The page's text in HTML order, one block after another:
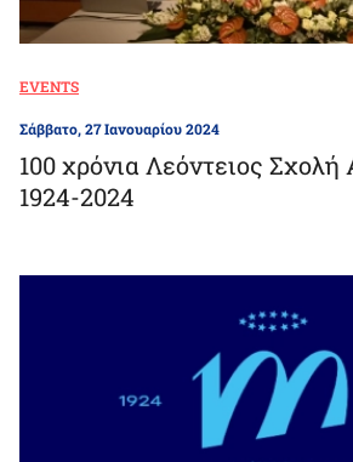
EVENTS
Σάββατο, 27 Ιανουαρίου 2024
100 χρόνια Λεόντειος
1924-2024